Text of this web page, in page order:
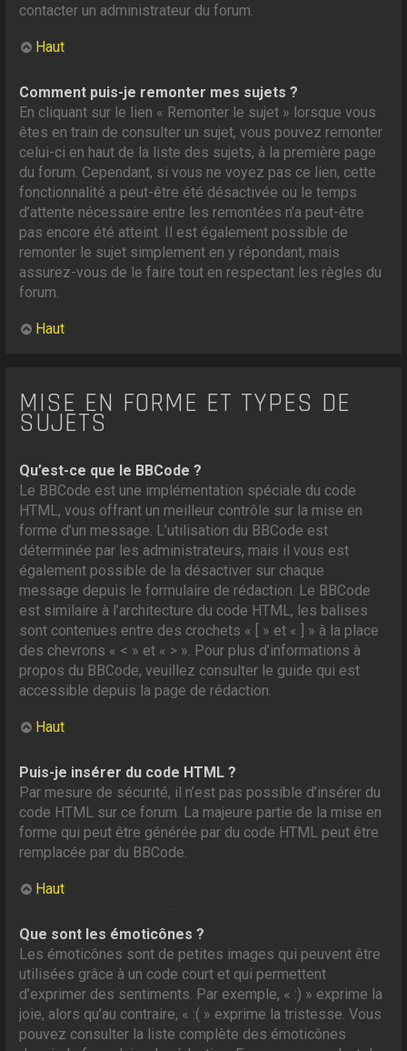
contacter un administrateur du forum.
Haut
Comment puis-je remonter mes sujets ?
En cliquant sur le lien « Remonter le sujet » lorsque vous
êtes en train de consulter un sujet, vous pouvez remonter
celui-ci en haut de la liste des sujets, à la première page
du forum. Cependant, si vous ne voyez pas ce lien, cette
fonctionnalité a peut-être été désactivée ou le temps
d’attente nécessaire entre les remontées n’a peut-être
pas encore été atteint. Il est également possible de
remonter le sujet simplement en y répondant, mais
assurez-vous de le faire tout en respectant les règles du
forum.
Haut
MISE EN FORME ET TYPES DE
SUJETS
Qu’est-ce que le BBCode ?
Le BBCode est une implémentation spéciale du code
HTML, vous offrant un meilleur contrôle sur la mise en
forme d’un message. L’utilisation du BBCode est
déterminée par les administrateurs, mais il vous est
également possible de la désactiver sur chaque
message depuis le formulaire de rédaction. Le BBCode
est similaire à l’architecture du code HTML, les balises
sont contenues entre des crochets « [ » et « ] » à la place
des chevrons « < » et « > ». Pour plus d’informations à
propos du BBCode, veuillez consulter le guide qui est
accessible depuis la page de rédaction.
Haut
Puis-je insérer du code HTML ?
Par mesure de sécurité, il n’est pas possible d’insérer du
code HTML sur ce forum. La majeure partie de la mise en
forme qui peut être générée par du code HTML peut être
remplacée par du BBCode.
Haut
Que sont les émoticônes ?
Les émoticônes sont de petites images qui peuvent être
utilisées grâce à un code court et qui permettent
d’exprimer des sentiments. Par exemple, « :) » exprime la
joie, alors qu’au contraire, « :( » exprime la tristesse. Vous
pouvez consulter la liste complète des émoticônes